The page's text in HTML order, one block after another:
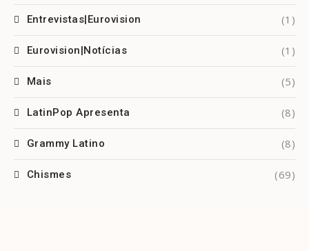
Entrevistas|Eurovision (1)
Eurovision|Notícias (1)
Mais (5)
LatinPop Apresenta (8)
Grammy Latino (8)
Chismes (69)